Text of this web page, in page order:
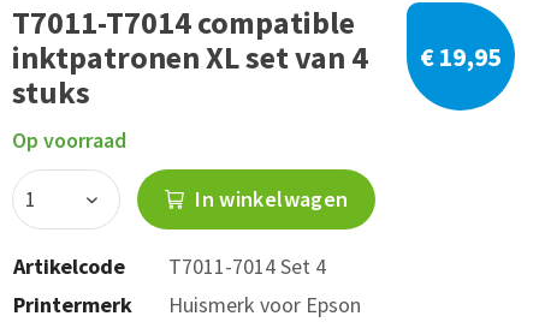
T7011-T7014 compatible
inktpatronen XL set van 4
stuks
€ 19,95
Op voorraad
In winkelwagen
Artikelcode
T7011-7014 Set 4
Printermerk
Huismerk voor Epson